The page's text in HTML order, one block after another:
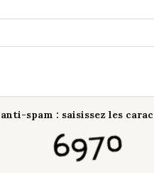
spam : saisissez les